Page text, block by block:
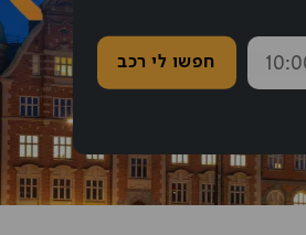
חפשו לי רכב